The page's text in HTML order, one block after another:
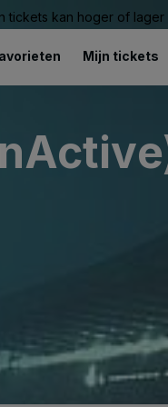
kan hoger of
Mijn tickets